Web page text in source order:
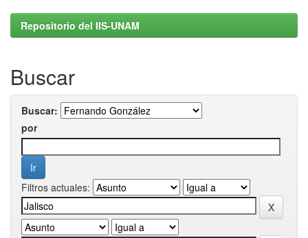
Repositorio del IIS-UNAM
Buscar
Buscar:
por
Filtros actuales: